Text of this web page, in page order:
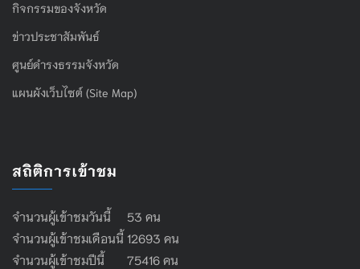
กิจกรรมของจังหวัด
ข่าวประชาสัมพันธ์
ศูนย์ดำรงธรรมจังหวัด
แผนผังเว็บไซต์ (Site Map)
สถิติการเข้าชม
จำนวนผู้เข้าชมวันนี้ 53 คน
จำนวนผู้เข้าชมเดือนนี้ 12693 คน
จำนวนผู้เข้าชมปีนี้ 75416 คน